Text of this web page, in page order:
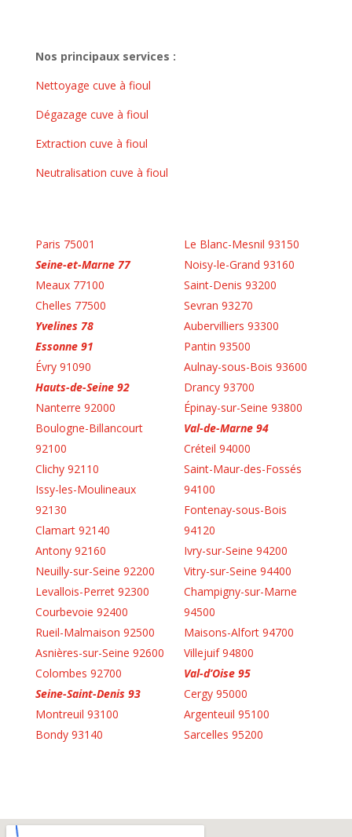
Nos principaux services :
Nettoyage cuve à fioul
Dégazage cuve à fioul
Extraction cuve à fioul
Neutralisation cuve à fioul
Paris 75001
Seine-et-Marne 77
Meaux 77100
Chelles 77500
Yvelines 78
Essonne 91
Évry 91090
Hauts-de-Seine 92
Nanterre 92000
Boulogne-Billancourt
92100
Clichy 92110
Issy-les-Moulineaux
92130
Clamart 92140
Antony 92160
Neuilly-sur-Seine 92200
Levallois-Perret 92300
Courbevoie 92400
Rueil-Malmaison 92500
Asnières-sur-Seine 92600
Colombes 92700
Seine-Saint-Denis 93
Montreuil 93100
Bondy 93140
Le Blanc-Mesnil 93150
Noisy-le-Grand 93160
Saint-Denis 93200
Sevran 93270
Aubervilliers 93300
Pantin 93500
Aulnay-sous-Bois 93600
Drancy 93700
Épinay-sur-Seine 93800
Val-de-Marne 94
Créteil 94000
Saint-Maur-des-Fossés
94100
Fontenay-sous-Bois
94120
Ivry-sur-Seine 94200
Vitry-sur-Seine 94400
Champigny-sur-Marne
94500
Maisons-Alfort 94700
Villejuif 94800
Val-d’Oise 95
Cergy 95000
Argenteuil 95100
Sarcelles 95200